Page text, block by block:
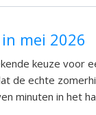
mei 2026
keuze voor
de echte
minuten in het